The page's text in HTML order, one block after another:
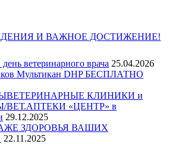
И ВАЖНОЕ ДОСТИЖЕНИЕ!
ветеринарного врача 25.04.2026
Мультикан DHP БЕСПЛАТНО
КЛИНИКИ и
«ЦЕНТР» в
29.12.2025
ЗДОРОВЬЯ ВАШИХ
22.11.2025